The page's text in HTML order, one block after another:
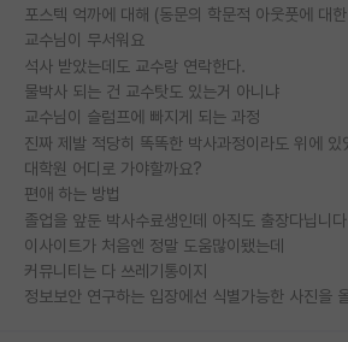
교수님이 무서워요
석사 받았는데도 교수랑 연락한다.
물박사 되는 건 교수탓도 있는거 아니냐
교수님이 슬럼프에 빠지게 되는 과정
대학원 어디로 가야할까요?
편애 하는 방법
졸업을 앞둔 박사수료생인데 아직도 출장다닙니다
이사이트가 처음엔 정말 도움많이됐는데
커뮤니티는 다 쓰레기통이지